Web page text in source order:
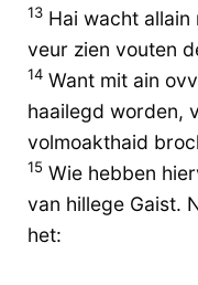
13 Hai wacht
veur zien vouten
14 Want mit ain
haailegd worden,
volmoakthaid
15 Wie hebben
van hillege Gaist.
het: